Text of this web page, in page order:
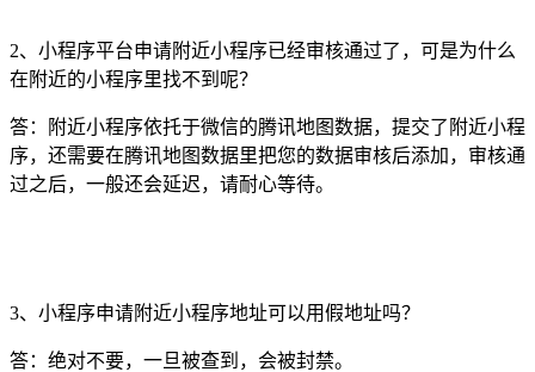
2、小程序平台申请附近小程序已经审核通过了，可是为什么
在附近的小程序里找不到呢？
答：附近小程序依托于微信的腾讯地图数据，提交了附近小程
序，还需要在腾讯地图数据里把您的数据审核后添加，审核通
过之后，一般还会延迟，请耐心等待。
3、小程序申请附近小程序地址可以用假地址吗？
答：绝对不要，一旦被查到，会被封禁。